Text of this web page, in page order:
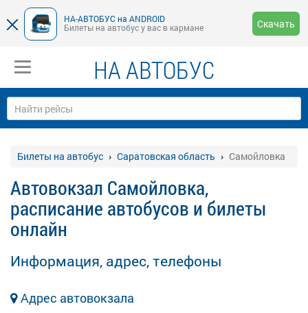
НА-АВТОБУС на ANDROID
Билеты на автобус у вас в кармане
Скачать
НА АВТОБУС
Билеты на автобус Саратовская область Самойловка
Автовокзал Самойловка,
расписание автобусов и билеты
онлайн
Информация, адрес, телефоны
Адрес автовокзала